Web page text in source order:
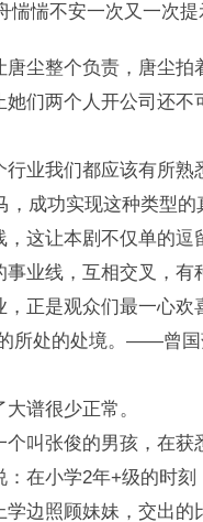
惴惴不安一次又一次
尘整个负责，唐尘拍
们两个人开公司还不
业我们都应该有所熟
成功实现这种类型的
这让本剧不仅单的逗
业线，互相交叉，有
正是观众们最一心欢
所处的处境。——曾
谱很少正常。
叫张俊的男孩，在获
在小学2年+级的时刻
边照顾妹妹，交出的